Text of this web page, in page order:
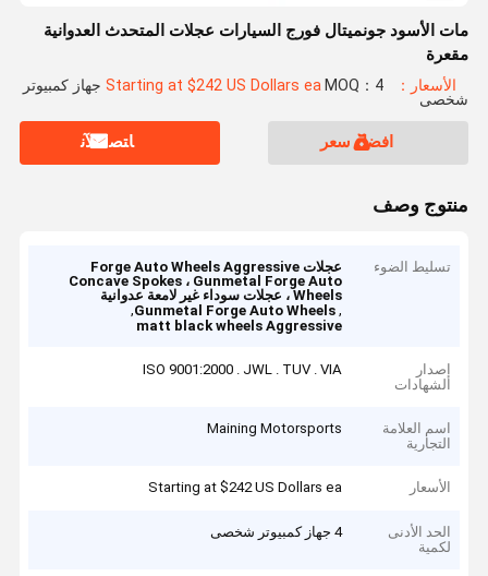
مات الأسود جونميتال فورج السيارات عجلات المتحدث العدوانية
مقعرة
الأسعار：Starting at $242 US Dollars ea MOQ：4 جهاز كمبيوتر
شخصى
افضل سعر ﺎﺘﺼﻟ ﺍﻶﻧ
منتوج وصف
تسليط الضوء
عجلات Forge Auto Wheels Aggressive
Concave Spokes ، Gunmetal Forge Auto
Wheels ، عجلات سوداء غير لامعة عدوانية
,
Gunmetal Forge Auto Wheels
,
matt black wheels Aggressive
إصدار
الشهادات
ISO 9001:2000 . JWL . TUV . VIA
اسم العلامة
التجارية
Maining Motorsports
الأسعار Starting at $242 US Dollars ea
الحد الأدنى
لكمية
4 جهاز كمبيوتر شخصى